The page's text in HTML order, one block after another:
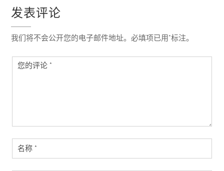
航
发表评论
我们将不会公开您的电子邮件地址。必填项已用*标注。